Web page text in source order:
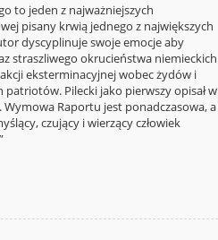
to jeden z najważniejszych
pisany krwią jednego z największych
dyscyplinuje swoje emocje aby
straszliwego okrucieństwa niemieckich
eksterminacyjnej wobec żydów i
patriotów. Pilecki jako pierwszy opisał w
Wymowa Raportu jest ponadczasowa, a
czujący i wierzący człowiek